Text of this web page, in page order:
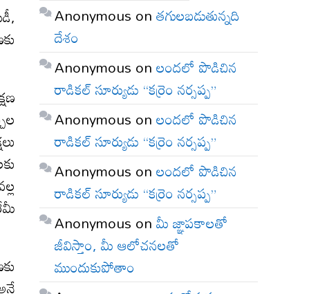
Anonymous onతగులబడుతున్నది
దేశం
Anonymous onలందలో పొడిచిన
రాడికల్ సూర్యుడు “కర్రెం నర్సప్ప”
Anonymous onలందలో పొడిచిన
రాడికల్ సూర్యుడు “కర్రెం నర్సప్ప”
Anonymous onలందలో పొడిచిన
రాడికల్ సూర్యుడు “కర్రెం నర్సప్ప”
Anonymous onమీ జ్ఞాపకాలతో
జీవిస్తాం, మీ ఆలోచనలతో
ముందుకుపోతాం